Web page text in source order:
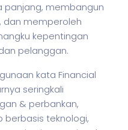
panjang, membangun
dan memperoleh
kepentingan
pelanggan.
kata Financial
seringkali
& perbankan,
berbasis teknologi,